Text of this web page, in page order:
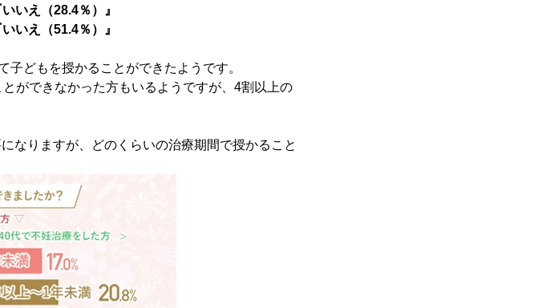
いえ（28.4％）』
いえ（51.4％）』
どもを授かることができたようです。
ができなかった方もいるようですが、4割以上の
なりますが、どのくらいの治療期間で授かること